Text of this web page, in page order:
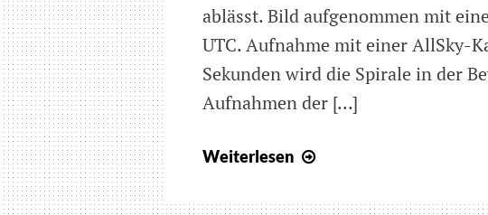
ablässt. Bild aufgenommen mit
UTC. Aufnahme mit einer AllSky-
Sekunden wird die Spirale in der
Aufnahmen der […]
Weiterlesen
am